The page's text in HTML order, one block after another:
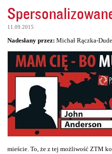
11.09.2015
Nadesłany przez: Michał Rączka-
mieście. To, że z tej możliwość ZTM